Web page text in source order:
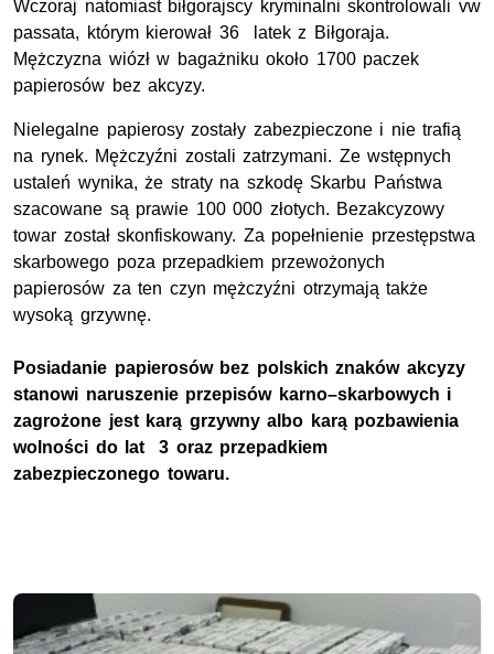
Wczoraj natomiast biłgorajscy kryminalni skontrolowali vw
passata, którym kierował 36 latek z Biłgoraja.
Mężczyzna wiózł w bagażniku około 1700 paczek
papierosów bez akcyzy.
Nielegalne papierosy zostały zabezpieczone i nie trafią
na rynek. Mężczyźni zostali zatrzymani. Ze wstępnych
ustaleń wynika, że straty na szkodę Skarbu Państwa
szacowane są prawie 100 000 złotych. Bezakcyzowy
towar został skonfiskowany. Za popełnienie przestępstwa
skarbowego poza przepadkiem przewożonych
papierosów za ten czyn mężczyźni otrzymają także
wysoką grzywnę.
Posiadanie papierosów bez polskich znaków akcyzy
stanowi naruszenie przepisów karno–skarbowych i
zagrożone jest karą grzywny albo karą pozbawienia
wolności do lat 3 oraz przepadkiem
zabezpieczonego towaru.